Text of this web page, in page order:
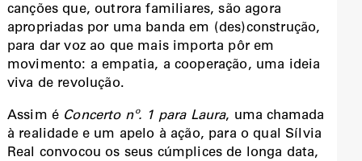
canções que, outrora familiares, são agora
apropriadas por uma banda em (des)construção,
para dar voz ao que mais importa pôr em
movimento: a empatia, a cooperação, uma ideia
viva de revolução.
Assim é Concerto nº. 1 para Laura, uma chamada
à realidade e um apelo à ação, para o qual Sílvia
Real convocou os seus cúmplices de longa data,